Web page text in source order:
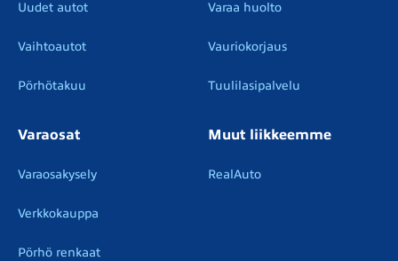
Uudet autot
Vaihtoautot
Pörhötakuu
Varaa huolto
Vauriokorjaus
Tuulilasipalvelu
Varaosat
Varaosakysely
Verkkokauppa
Pörhö renkaat
Muut liikkeemme
RealAuto